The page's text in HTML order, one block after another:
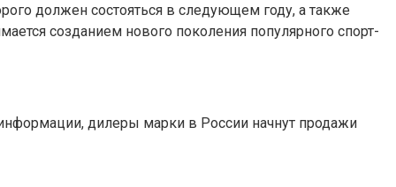
должен состояться в следующем году, а также
созданием нового поколения популярного спорт-
дилеры марки в России начнут продажи